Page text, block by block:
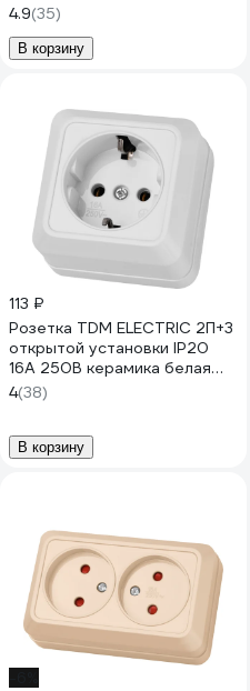
TDM ELECTRIC Ладога
SQ1801-0064
4.9(35)
В корзину
113 ₽
Розетка TDM ELECTRIC 2П+3
открытой установки IP20
16А 250В керамика белая
"Ладога" SQ1801-0111
4(38)
В корзину